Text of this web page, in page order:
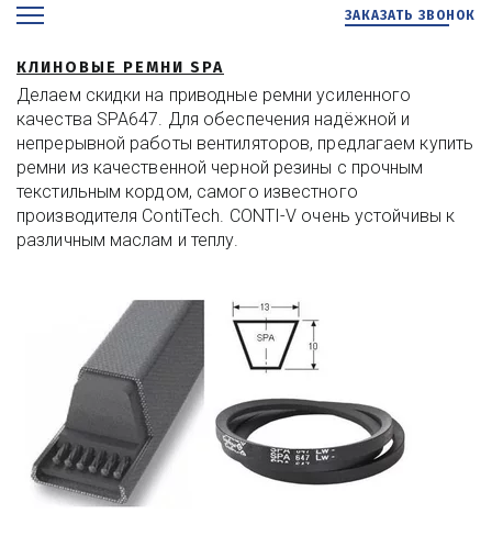
ЗАКАЗАТЬ ЗВОНОК
КЛИНОВЫЕ РЕМНИ SPA
Делаем скидки на приводные ремни усиленного
качества SPA647. Для обеспечения надёжной и
непрерывной работы вентиляторов, предлагаем купить
ремни из качественной черной резины с прочным
текстильным кордом, самого известного
производителя ContiTech. CONTI-V очень устойчивы к
различным маслам и теплу.